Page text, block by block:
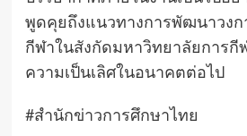
พูดคุยถึงแนวทางการพัฒนาวงก
กีฬาในสังกัดมหาวิทยาลัยการกี
ความเป็นเลิศในอนาคตต่อไป
#สำนักข่าวการศึกษาไทย